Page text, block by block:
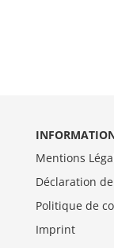
Mentions
Déclaration
Politique de
Imprint